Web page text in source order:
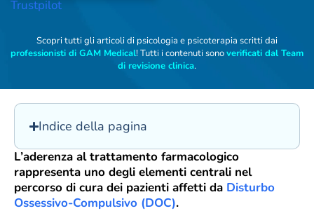
Trustpilot
Scopri tutti gli articoli di psicologia e psicoterapia scritti dai
professionisti di GAM Medical! Tutti i contenuti sonoverificati dal Team
di revisione clinica.
Indice della pagina
L’aderenza al trattamento farmacologico
rappresenta uno degli elementi centrali nel
percorso di cura dei pazienti affetti da Disturbo
Ossessivo-Compulsivo (DOC).